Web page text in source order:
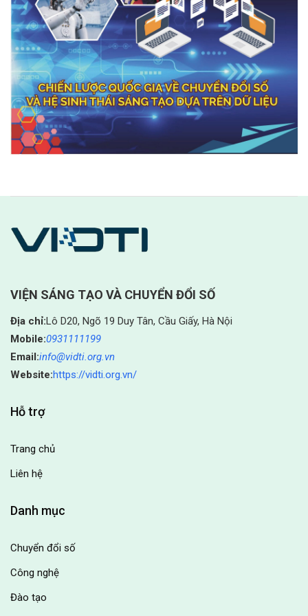
VIỆN SÁNG TẠO VÀ CHUYỂN ĐỔI SỐ
Địa chỉ:Lô D20, Ngõ 19 Duy Tân, Cầu Giấy, Hà Nội
Mobile:0931111199
Email:info@vidti.org.vn
Website:https://vidti.org.vn/
Hỗ trợ
Trang chủ
Liên hệ
Danh mục
Chuyển đổi số
Công nghệ
Đào tạo